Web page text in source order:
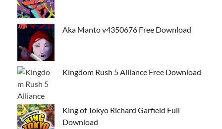
Aka Manto v4350676 Free Download
Kingdom Rush 5 Alliance Free Download
King of Tokyo Richard Garfield Full
Download